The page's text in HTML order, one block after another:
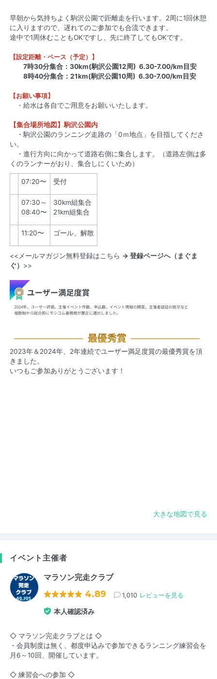
早朝から気持ちよく駒沢公園で距離走を行います。2周に1回休憩
に入りますので、遅れてのご参加でも合流できます。
途中で1周休むこともOKですし、先に終了してもOKです。
【設定距離・ペース（予定）】
7時30分集合：30km(駒沢公園12周) 6.30-7.00/km目安
8時40分集合：21km(駒沢公園10周) 6.30-7.00/km目安
【お願い事項】
・給水は各自でご用意をお願いいたします。
【集合場所地図】駒沢公園内
・駒沢公園のランニング走路の「0ｍ地点」を目指してくださ
い。
・進行方向に向かって道路右側に集合します。（道路左側は多
くのランナーがおり、集合しにくいため）
07:20〜 受付
07:30～
08:40〜
30km組集合
21km組集合
11:20〜 ゴール、解散
<< メールマガジン無料登録はこちら → 登録ページへ（まぐま
ぐ） >>
2023年＆2024年、2年連続でユーザー満足度賞の最優秀賞を頂
きました。
いつもご参加ありがとうございます！
大きな地図で見る
イベント主催者
マラソン完走クラブ
4.89 1,010 レビューを見る
本人確認済み
◇ マラソン完走クラブとは ◇
・会員制度は無く、都度申込みで参加できるランニング練習会を
月6～10回、開催しています。
◇ 練習会への参加 ◇